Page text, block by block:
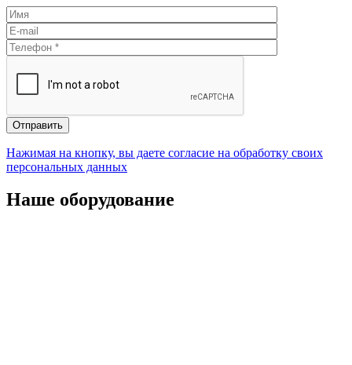
Отправить
Нажимая на кнопку, вы даете согласие на обработку своих
персональных данных
Наше оборудование